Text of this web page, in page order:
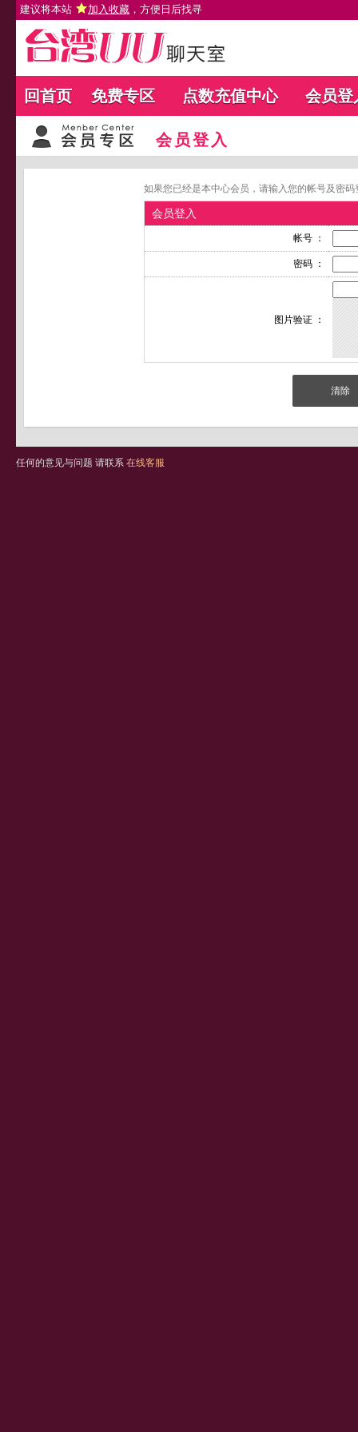
建议将本站 加入收藏 ，方便日后找寻
回首页 免费专区 点数充值中心 会员登
会员登入
如果您已经是本中心会员，请输入您的帐号及密
会员登入
帐号 ：
密码 ：
图片验证 ：
任何的意见与问题 请联系 在线客服